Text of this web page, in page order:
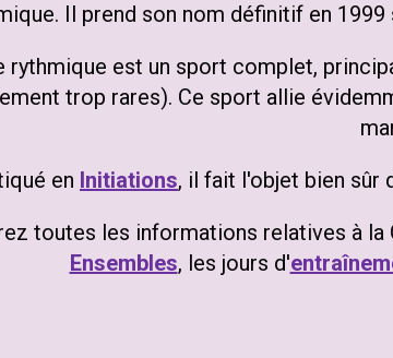
Il prend son nom définitif en
rythmique est un sport complet,
trop rares). Ce sport allie
en Initiations, il fait l'objet bien sûr
toutes les informations relatives à la
Ensembles, les jours d'